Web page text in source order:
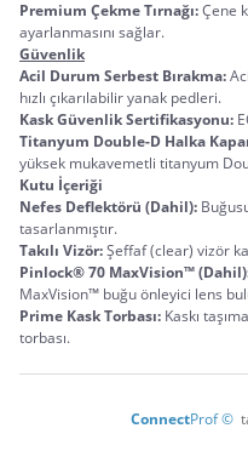
Premium Çekme Tırnağı: Çene
ayarlanmasını sağlar.
Güvenlik
Acil Durum Serbest Bırakma:
hızlı çıkarılabilir yanak pedleri.
Kask Güvenlik Sertifikasyonu:
Titanyum Double-D Halka
yüksek mukavemetli titanyum
Kutu İçeriği
Nefes Deflektörü (Dahil):
tasarlanmıştır.
Takılı Vizör: Şeffaf (clear) vizör
Pinlock® 70 MaxVision™
MaxVision™ buğu önleyici lens
Prime Kask Torbası: Kaskı
torbası.
ConnectProf ©